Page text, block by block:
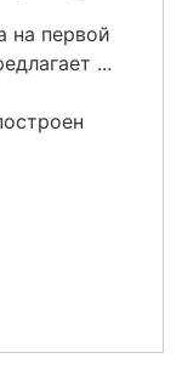
на первой
...